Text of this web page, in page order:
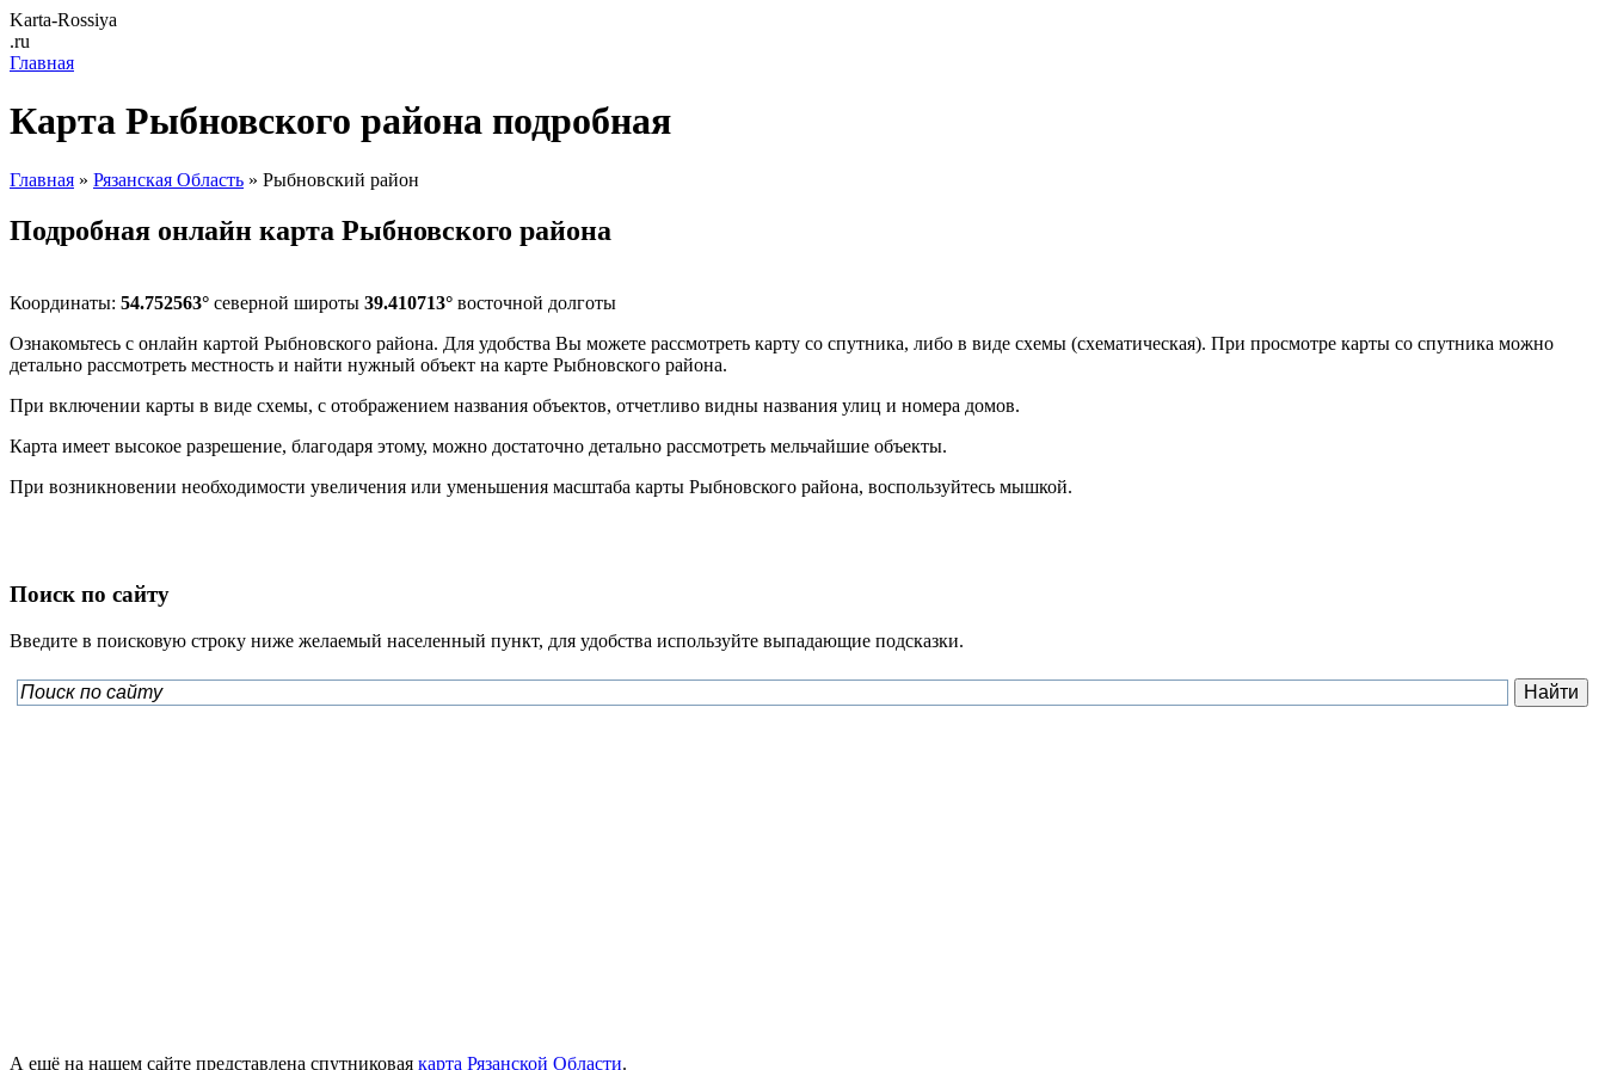
Karta-Rossiya
.ru
Главная
Карта Рыбновского района подробная
Главная » Рязанская Область » Рыбновский район
Подробная онлайн карта Рыбновского района
Координаты: 54.752563° северной широты 39.410713° восточной долготы
Ознакомьтесь с онлайн картой Рыбновского района. Для удобства Вы можете рассмотреть карту со спутника, либо в виде схемы (схематическая). При просмотре карты со спутника можно
детально рассмотреть местность и найти нужный объект на карте Рыбновского района.
При включении карты в виде схемы, с отображением названия объектов, отчетливо видны названия улиц и номера домов.
Карта имеет высокое разрешение, благодаря этому, можно достаточно детально рассмотреть мельчайшие объекты.
При возникновении необходимости увеличения или уменьшения масштаба карты Рыбновского района, воспользуйтесь мышкой.
Поиск по сайту
Введите в поисковую строку ниже желаемый населенный пункт, для удобства используйте выпадающие подсказки.
А ещё на нашем сайте представлена спутниковая карта Рязанской Области.